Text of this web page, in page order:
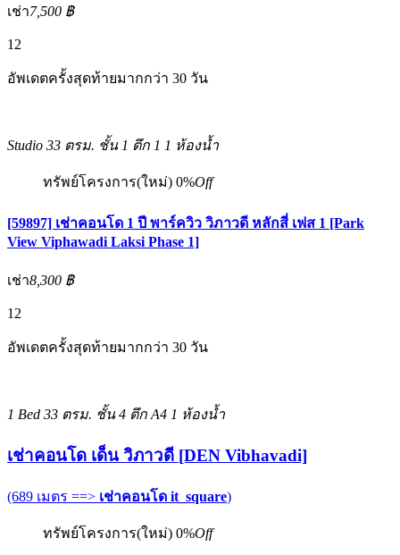
เช่า7,500 ฿
12
อัพเดตครั้งสุดท้ายมากกว่า 30 วัน
Studio 33 ตรม. ชั้น 1 ตึก 1 1 ห้องน้ำ
ทรัพย์โครงการ(ใหม่) 0%Off
[59897] เช่าคอนโด 1 ปี พาร์ควิว วิภาวดี หลักสี่ เฟส 1 [Park
View Viphawadi Laksi Phase 1]
เช่า8,300 ฿
12
อัพเดตครั้งสุดท้ายมากกว่า 30 วัน
1 Bed 33 ตรม. ชั้น 4 ตึก A4 1 ห้องน้ำ
เช่าคอนโด เด็น วิภาวดี [DEN Vibhavadi]
(689 เมตร ==> เช่าคอนโด it_square)
ทรัพย์โครงการ(ใหม่) 0%Off